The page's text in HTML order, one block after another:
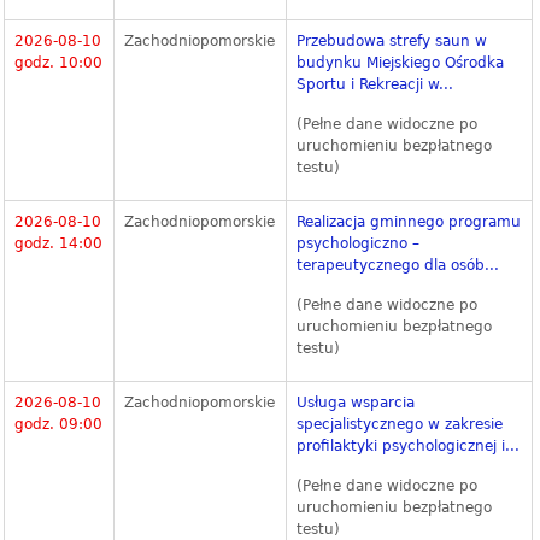
2026-08-10
godz. 10:00
Zachodniopomorskie
Przebudowa strefy saun w
budynku Miejskiego Ośrodka
Sportu i Rekreacji w...
(Pełne dane widoczne po
uruchomieniu bezpłatnego
testu)
2026-08-10
godz. 14:00
Zachodniopomorskie
Realizacja gminnego programu
psychologiczno –
terapeutycznego dla osób...
(Pełne dane widoczne po
uruchomieniu bezpłatnego
testu)
2026-08-10
godz. 09:00
Zachodniopomorskie
Usługa wsparcia
specjalistycznego w zakresie
profilaktyki psychologicznej i...
(Pełne dane widoczne po
uruchomieniu bezpłatnego
testu)